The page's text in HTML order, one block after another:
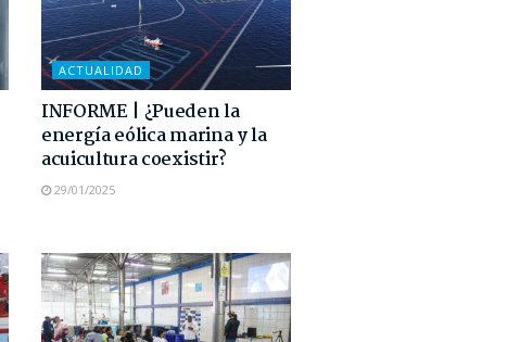
ACTUALIDAD
INFORME | ¿Pueden la
energía eólica marina y la
acuicultura coexistir?
29/01/2025